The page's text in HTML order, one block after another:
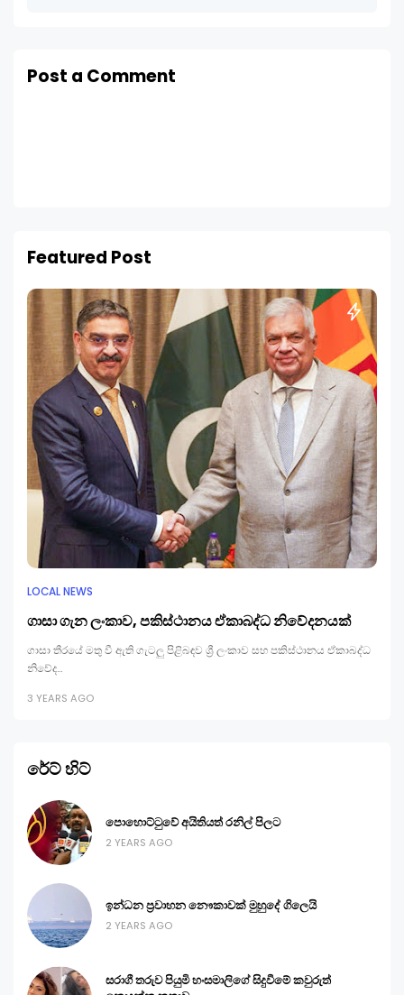
Post a Comment
Featured Post
LOCAL NEWS
ගාසා ගැන ලංකාව, පකිස්ථානය ඒකාබද්ධ නිවේදනයක්
ගාසා තීරයේ මතු වී ඇති ගැටලු පිළිබඳව ශ්‍රී ලංකාව සහ පකිස්ථානය ඒකාබද්ධ
නිවේද…
3 YEARS AGO
රේට් හිට්
පොහොට්ටුවේ අයිතියත් රනිල් පිලට
2 YEARS AGO
ඉන්ධන ප්‍රවාහන නෞකාවක් මුහුදේ ගිලෙයි
2 YEARS AGO
සරාගී තරුව පියුමි හංසමාලිගේ සිදුවීමේ කවුරුත්